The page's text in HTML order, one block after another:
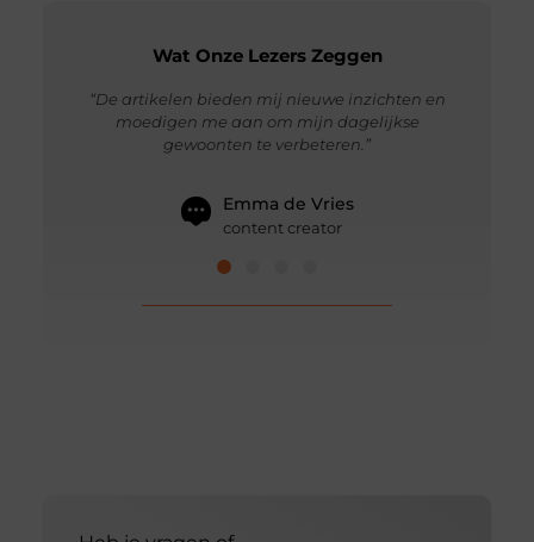
Wat Onze Lezers Zeggen
“De artikelen bieden mij nieuwe inzichten en
moedigen me aan om mijn dagelijkse
gewoonten te verbeteren.”
Emma de Vries
content creator